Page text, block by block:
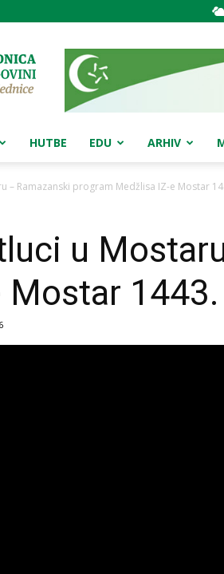
HUTBE EDU ARHIV
– Ramazanski program Medžlisa IZ-e Mostar
u
Mostar